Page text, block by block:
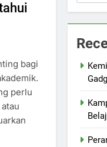
bagi
perlu